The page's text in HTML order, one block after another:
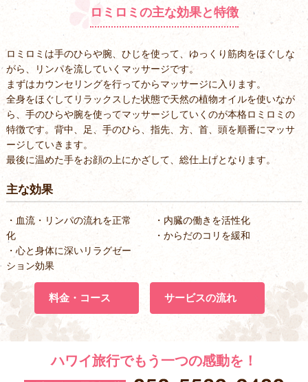
ロミロミの主な効果と特徴
ロミロミは手のひらや腕、ひじを使って、ゆっくり筋肉をほぐしな
がら、リンパを流していくマッサージです。
まずはカウンセリングを行ってからマッサージに入ります。
全身をほぐしてリラックスした状態で天然の植物オイルを使いなが
ら、手のひらや腕を使ってマッサージしていくのが本格ロミロミの
特徴です。背中、足、手のひら、指先、方、首、頭を順番にマッサ
ージしていきます。
最後に温めた手をお顔の上にかざして、総仕上げとなります。
主な効果
・血流・リンパの流れを正常
化
・内臓の働きを活性化
・からだのコリを緩和
・心と身体に深いリラグゼー
ション効果
料金・コース サービスの流れ
ハワイ旅行でもう一つの感動を！